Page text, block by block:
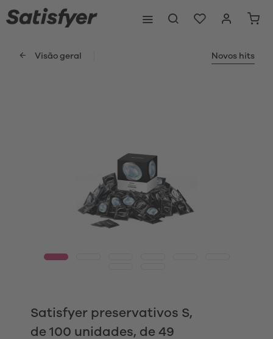
Visão geral Novos hits
Satisfyer preservativos S,
de 100 unidades, de 49